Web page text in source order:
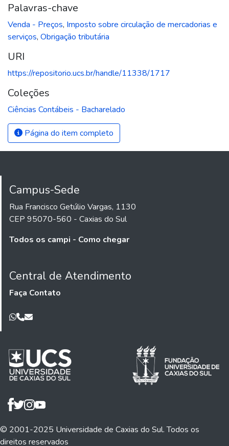
Palavras-chave
Venda - Preços, Imposto sobre circulação de mercadorias e
serviços, Obrigação tributária
URI
https://repositorio.ucs.br/handle/11338/1717
Coleções
Ciências Contábeis - Bacharelado
Página do item completo
Campus-Sede
Rua Francisco Getúlio Vargas, 1130
CEP 95070-560 - Caxias do Sul
Todos os campi - Como chegar
Central de Atendimento
Faça Contato
© 2001-2025 Universidade de Caxias do Sul. Todos os
direitos reservados